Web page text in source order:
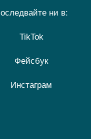
ни в:
TikTok
Фейсбук
Инстаграм